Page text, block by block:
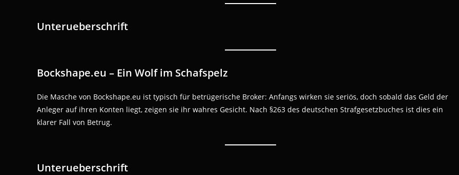
Unterueberschrift
Bockshape.eu – Ein Wolf im Schafspelz
Die Masche von Bockshape.eu ist typisch für betrügerische Broker: Anfangs wirken sie seriös, doch sobald das Geld der
Anleger auf ihren Konten liegt, zeigen sie ihr wahres Gesicht. Nach §263 des deutschen Strafgesetzbuches ist dies ein
klarer Fall von Betrug.
Unterueberschrift